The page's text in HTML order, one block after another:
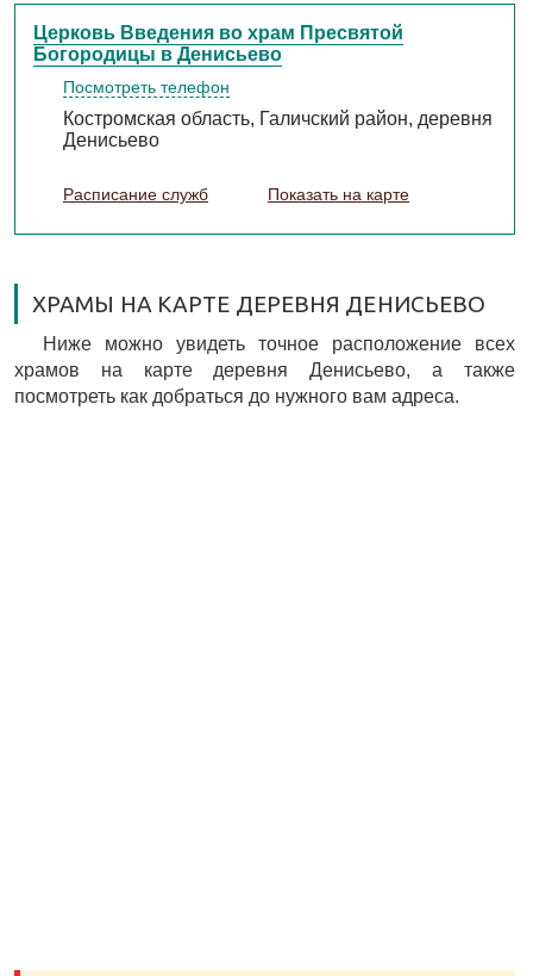
Церковь Введения во храм Пресвятой
Богородицы в Денисьево
Посмотреть телефон
Костромская область, Галичский район, деревня
Денисьево
Расписание служб Показать на карте
ХРАМЫ НА КАРТЕ ДЕРЕВНЯ ДЕНИСЬЕВО
Ниже можно увидеть точное расположение всех
храмов на карте деревня Денисьево, а также
посмотреть как добраться до нужного вам адреса.